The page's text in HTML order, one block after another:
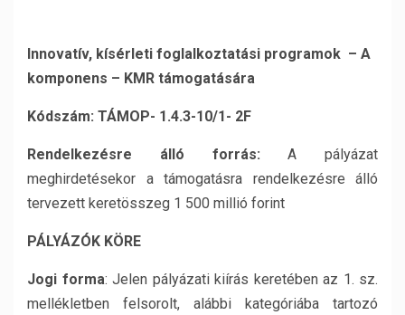
Innovatív, kísérleti foglalkoztatási programok – A
komponens – KMR támogatására
Kódszám: TÁMOP- 1.4.3-10/1- 2F
Rendelkezésre álló forrás:A pályázat
meghirdetésekor a támogatásra rendelkezésre álló
tervezett keretösszeg 1 500 millió forint
PÁLYÁZÓK KÖRE
Jogi forma: Jelen pályázati kiírás keretében az 1. sz.
mellékletben felsorolt, alábbi kategóriába tartozó